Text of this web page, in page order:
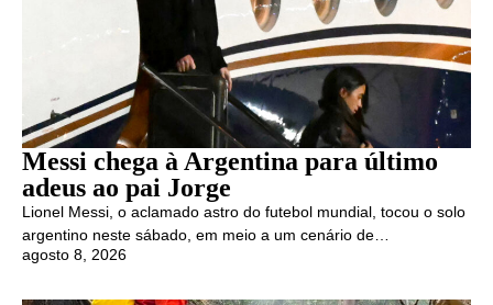
Messi chega à Argentina para último
adeus ao pai Jorge
Lionel Messi, o aclamado astro do futebol mundial, tocou o solo
argentino neste sábado, em meio a um cenário de…
agosto 8, 2026